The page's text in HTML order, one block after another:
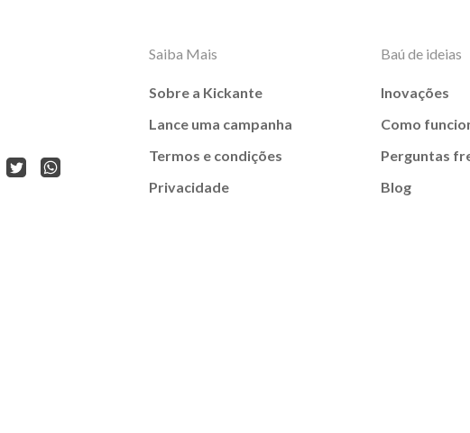
Saiba Mais
Sobre a Kickante
Lance uma campanha
Termos e condições
Privacidade
Baú de ideias
Inovações
Como
Perguntas
Blog